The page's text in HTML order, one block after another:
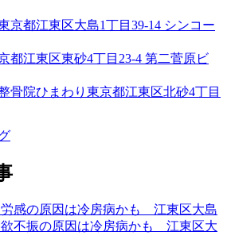
京都江東区大島1丁目39-14 シンコー
都江東区東砂4丁目23-4 第二菅原ビ
骨院ひまわり 東京都江東区北砂4丁目
感の原因は冷房病かも 江東区大島
不振の原因は冷房病かも 江東区大